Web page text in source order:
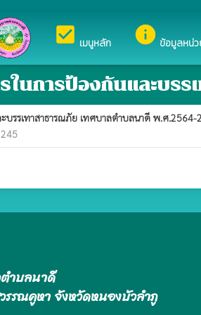
check_box เมนูหลัก info ข้อมูลหน่
นการป้องกันและบรร
บรรเทาสาธารณภัย เทศบาลตำบลนาดี พ.ศ
245
ำบลนาดี
รรณคูหา จังหวัดหนองบัวลำภู